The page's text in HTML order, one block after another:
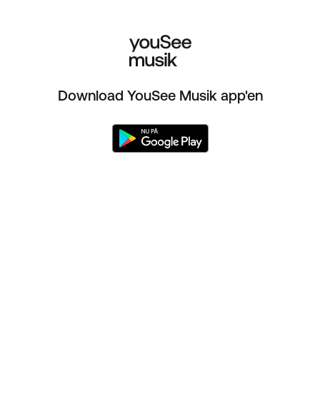
Download YouSee Musik app'en